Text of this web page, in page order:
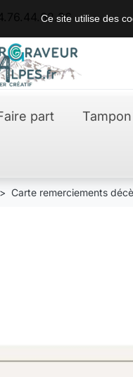
part
Carte remerciements
Ce site utilise des